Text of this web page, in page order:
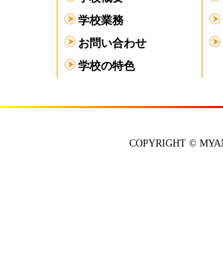
学校業務
お問い合わせ
学校の特色
COPYRIGHT ©